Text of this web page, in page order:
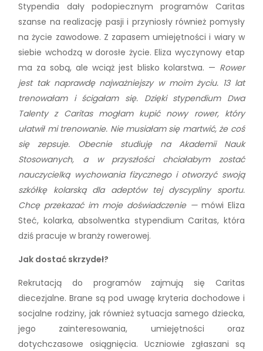
Stypendia dały podopiecznym programów Caritas
szanse na realizację pasji i przyniosły również pomysły
na życie zawodowe. Z zapasem umiejętności i wiary w
siebie wchodzą w dorosłe życie. Eliza wyczynowy etap
ma za sobą, ale wciąż jest blisko kolarstwa. — Rower
jest tak naprawdę najważniejszy w moim życiu. 13 lat
trenowałam i ścigałam się. Dzięki stypendium Dwa
Talenty z Caritas mogłam kupić nowy rower, który
ułatwił mi trenowanie. Nie musiałam się martwić, że coś
się zepsuje. Obecnie studiuję na Akademii Nauk
Stosowanych, a w przyszłości chciałabym zostać
nauczycielką wychowania fizycznego i otworzyć swoją
szkółkę kolarską dla adeptów tej dyscypliny sportu.
Chcę przekazać im moje doświadczenie — mówi Eliza
Steć, kolarka, absolwentka stypendium Caritas, która
dziś pracuje w branży rowerowej.
Jak dostać skrzydeł?
Rekrutacją do programów zajmują się Caritas
diecezjalne. Brane są pod uwagę kryteria dochodowe i
socjalne rodziny, jak również sytuacja samego dziecka,
jego zainteresowania, umiejętności oraz
dotychczasowe osiągnięcia. Uczniowie zgłaszani są